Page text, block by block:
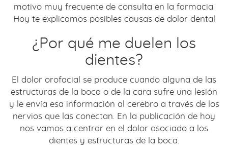
motivo muy frecuente de consulta en la farmacia.
Hoy te explicamos posibles causas de dolor dental
¿Por qué me duelen los
dientes?
El dolor orofacial se produce cuando alguna de las
estructuras de la boca o de la cara sufre una lesión
y le envía esa información al cerebro a través de los
nervios que las conectan. En la publicación de hoy
nos vamos a centrar en el dolor asociado a los
dientes y estructuras de la boca.